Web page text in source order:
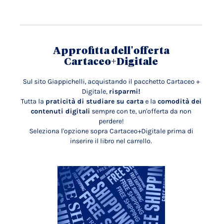
Approfitta dell'offerta
Cartaceo+Digitale
Sul sito Giappichelli, acquistando il pacchetto Cartaceo +
Digitale, risparmi!
Tutta la praticità di studiare su carta e la comodità dei
contenuti digitali sempre con te, un'offerta da non
perdere!
Seleziona l'opzione sopra Cartaceo+Digitale prima di
inserire il libro nel carrello.